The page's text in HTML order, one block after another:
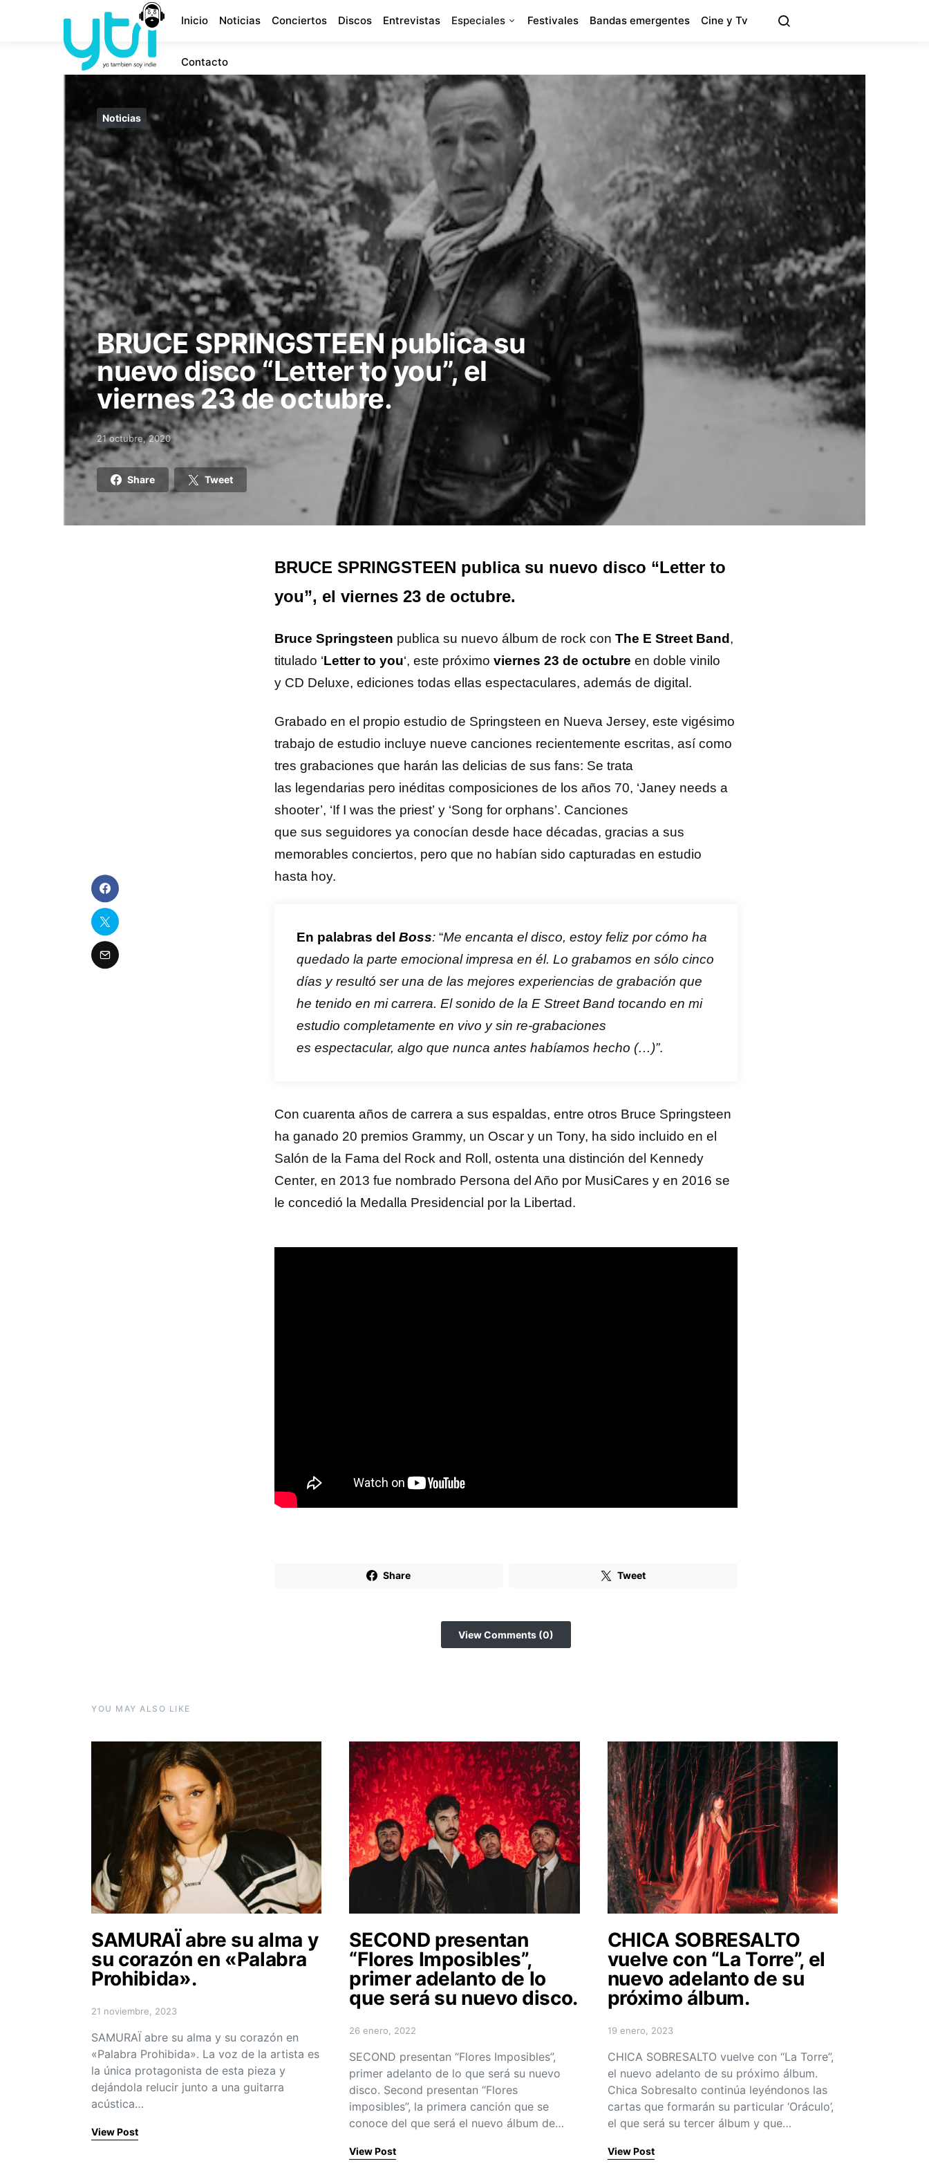
Inicio Noticias Conciertos Discos Entrevistas Especiales Festivales Bandas emergentes Cine y Tv
Contacto
Noticias
BRUCE SPRINGSTEEN publica su
nuevo disco “Letter to you”, el
viernes 23 de octubre.
Posted on
21 octubre, 2020
Share Tweet
BRUCE SPRINGSTEEN publica su nuevo disco “Letter to
you”, el viernes 23 de octubre.
Bruce Springsteen publica su nuevo álbum de rock con The E Street Band ,
titulado ‘Letter to you‘, este próximo viernes 23 de octubre en doble vinilo
y CD Deluxe, ediciones todas ellas espectaculares, además de digital.
Grabado en el propio estudio de Springsteen en Nueva Jersey, este vigésimo
trabajo de estudio incluye nueve canciones recientemente escritas, así como
tres grabaciones que harán las delicias de sus fans: Se trata
las legendarias pero inéditas composiciones de los años 70, ‘Janey needs a
shooter’, ‘If I was the priest’ y ‘Song for orphans’. Canciones
que sus seguidores ya conocían desde hace décadas, gracias a sus
memorables conciertos, pero que no habían sido capturadas en estudio
hasta hoy.
En palabras del Boss: “Me encanta el disco, estoy feliz por cómo ha
quedado la parte emocional impresa en él. Lo grabamos en sólo cinco
días y resultó ser una de las mejores experiencias de grabación que
he tenido en mi carrera. El sonido de la E Street Band tocando en mi
estudio completamente en vivo y sin re-grabaciones
es espectacular, algo que nunca antes habíamos hecho (…)”.
Con cuarenta años de carrera a sus espaldas, entre otros Bruce Springsteen
ha ganado 20 premios Grammy, un Oscar y un Tony, ha sido incluido en el
Salón de la Fama del Rock and Roll, ostenta una distinción del Kennedy
Center, en 2013 fue nombrado Persona del Año por MusiCares y en 2016 se
le concedió la Medalla Presidencial por la Libertad.
Share Tweet
View Comments (0)
YOU MAY ALSO LIKE
SAMURAÏ abre su alma y
su corazón en «Palabra
Prohibida».
Posted on
21 noviembre, 2023
SAMURAÏ abre su alma y su corazón en
«Palabra Prohibida». La voz de la artista es
la única protagonista de esta pieza y
dejándola relucir junto a una guitarra
acústica…
View Post
SECOND presentan
“Flores Imposibles”,
primer adelanto de lo
que será su nuevo disco.
Posted on
26 enero, 2022
SECOND presentan “Flores Imposibles”,
primer adelanto de lo que será su nuevo
disco. Second presentan “Flores
imposibles”, la primera canción que se
conoce del que será el nuevo álbum de…
View Post
CHICA SOBRESALTO
vuelve con “La Torre”, el
nuevo adelanto de su
próximo álbum.
Posted on
19 enero, 2023
CHICA SOBRESALTO vuelve con “La Torre”,
el nuevo adelanto de su próximo álbum.
Chica Sobresalto continúa leyéndonos las
cartas que formarán su particular ‘Oráculo’,
el que será su tercer álbum y que…
View Post